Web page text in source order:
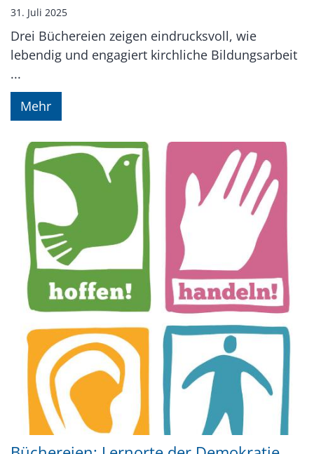
31. Juli 2025
Drei Büchereien zeigen eindrucksvoll, wie
lebendig und engagiert kirchliche Bildungsarbeit
...
Mehr